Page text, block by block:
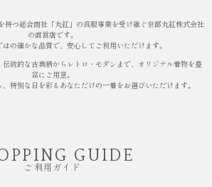
持つ総合商社「丸紅」の呉服事業を受け継ぐ京都丸紅株式会社
の直営店です。
の確かな品質で、安心してご利用いただけます。
統的な古典柄からレトロ・モダンまで、オリジナル着物を豊
富にご用意。
特別な日を彩るあなただけの一着をお選びいただけます。
GUIDE
ご利用ガイド